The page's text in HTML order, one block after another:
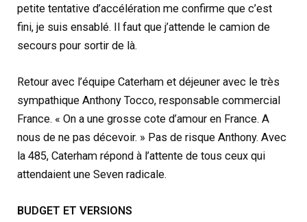
petite tentative d’accélération me confirme que c’est
fini, je suis ensablé. Il faut que j’attende le camion de
secours pour sortir de là.
Retour avec l’équipe Caterham et déjeuner avec le très
sympathique Anthony Tocco, responsable commercial
France. « On a une grosse cote d’amour en France. A
nous de ne pas décevoir. » Pas de risque Anthony. Avec
la 485, Caterham répond à l’attente de tous ceux qui
attendaient une Seven radicale.
BUDGET ET VERSIONS